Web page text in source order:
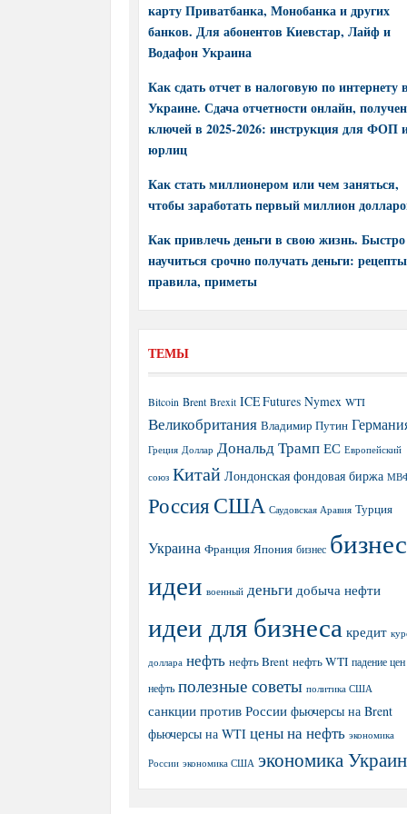
карту Приватбанка, Монобанка и других
банков. Для абонентов Киевстар, Лайф и
Водафон Украина
Как сдать отчет в налоговую по интернету в
Украине. Сдача отчетности онлайн,
ключей в 2025-2026: инструкция для ФОП
юрлиц
Как стать миллионером или чем заняться,
чтобы заработать первый миллион
Как привлечь деньги в свою жизнь. Быстро
научиться срочно получать деньги:
правила, приметы
ТЕМЫ
Bitcoin Brent Brexit ICE Futures Nymex WTI
Великобритания Владимир Путин
Греция Доллар Дональд Трамп ЕС Европейский
союз Китай Лондонская фондовая биржа
РоссияСША Саудовская Аравия Турция
Украина Франция Япония бизнес бизнес
идеи военный деньги добыча нефти
идеи для бизнеса кредит
доллара нефть нефть Brent нефть WTI падение
нефть полезные советы политика США
санкции против России фьючерсы на Brent
фьючерсы на WTI цены на нефть экономика
России экономика США экономика